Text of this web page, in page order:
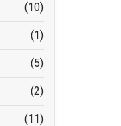
(10)
(1)
(5)
(2)
(11)